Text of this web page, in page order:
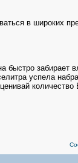
в широких
быстро забирает
успела
количество